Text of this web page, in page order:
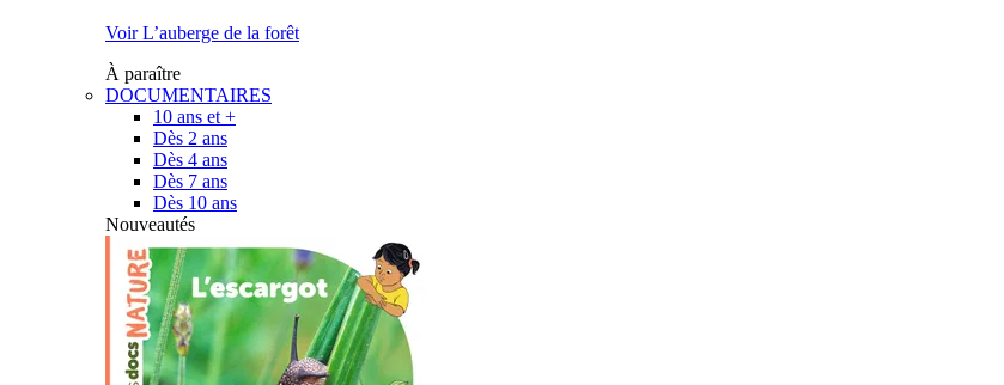
Voir L’auberge de la forêt
À paraître
DOCUMENTAIRES
10 ans et +
Dès 2 ans
Dès 4 ans
Dès 7 ans
Dès 10 ans
Nouveautés